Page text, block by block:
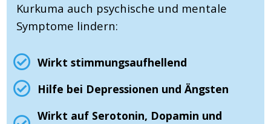
Kurkuma auch psychische und mentale
Symptome lindern:
Wirkt stimmungsaufhellend
Hilfe bei Depressionen und Ängsten
Wirkt auf Serotonin, Dopamin und